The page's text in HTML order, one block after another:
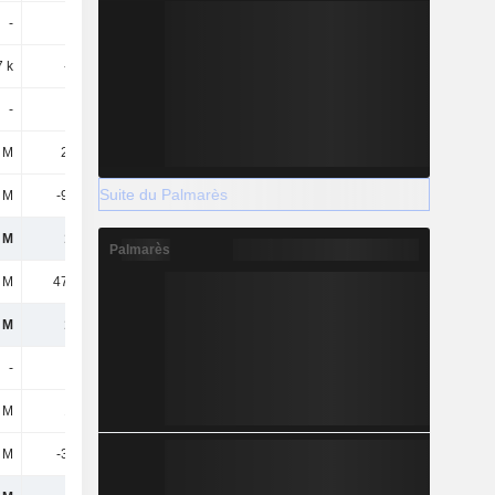
-
k -529 k
-
2,68 M
-9,19 M -25,01 M -57,93 M
167 M 147 M
47,34 M
120 M
-
-3,96 M
Suite du Palmarès
Palmarès